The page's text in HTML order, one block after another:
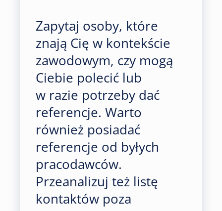
Zapytaj osoby, które
znają Cię w kontekście
zawodowym, czy mogą
Ciebie polecić lub
w razie potrzeby dać
referencje. Warto
również posiadać
referencje od byłych
pracodawców.
Przeanalizuj też listę
kontaktów poza